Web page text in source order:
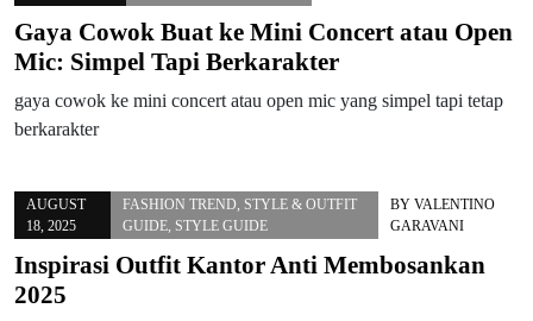
Gaya Cowok Buat ke Mini Concert atau Open
Mic: Simpel Tapi Berkarakter
gaya cowok ke mini concert atau open mic yang simpel tapi tetap
berkarakter
AUGUST
18, 2025
FASHION TREND STYLE & OUTFIT
GUIDE, STYLE GUIDE
BYVALENTINO
GARAVANI
Inspirasi Outfit Kantor Anti Membosankan
2025